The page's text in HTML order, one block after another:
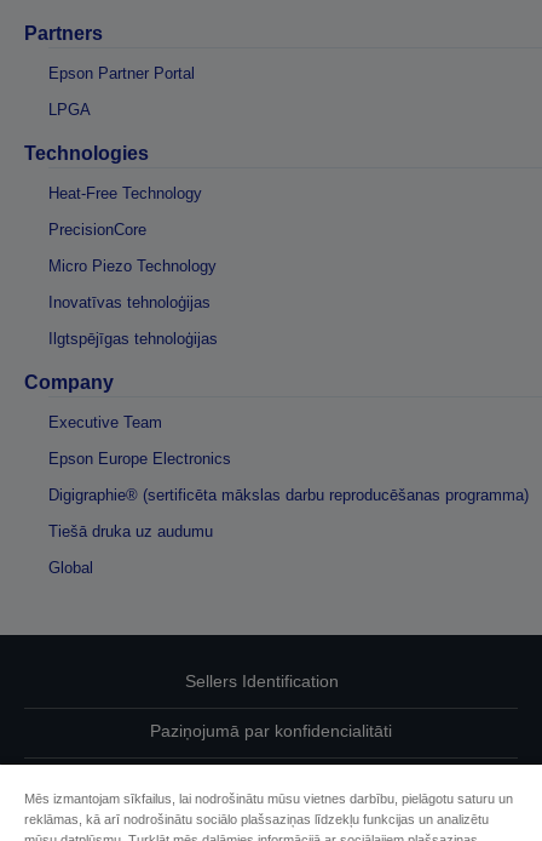
Partners
Epson Partner Portal
LPGA
Technologies
Heat-Free Technology
PrecisionCore
Micro Piezo Technology
Inovatīvas tehnoloģijas
Ilgtspējīgas tehnoloģijas
Company
Executive Team
Epson Europe Electronics
Digigraphie® (sertificēta mākslas darbu reproducēšanas programma)
Tiešā druka uz audumu
Global
Sellers Identification
Paziņojumā par konfidencialitāti
Sazinieties ar mums par saviem datiem
Mēs izmantojam sīkfailus, lai nodrošinātu mūsu vietnes darbību, pielāgotu saturu un
reklāmas, kā arī nodrošinātu sociālo plašsaziņas līdzekļu funkcijas un analizētu